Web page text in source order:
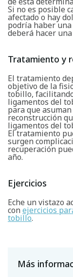
Buscar
Si no es posible
afectado o hay
podría haber una
deberá hacer
Tratamiento y
El tratamiento
objetivo de la
tobillo,
ligamentos del
para que
reconstrucción
ligamentos del
El tratamiento
surgen
recuperación
año.
Ejercicios
Eche un vistazo
con ejercicios
tobillo.
Más